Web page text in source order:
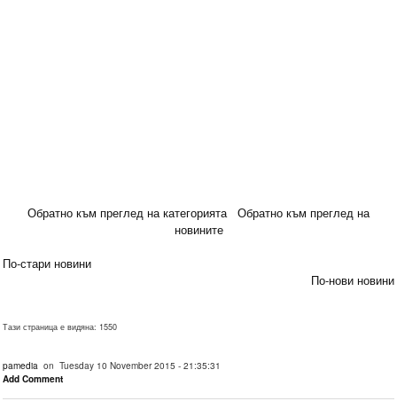
Обратно към преглед на категорията
Обратно към преглед на
новините
По-стари новини
По-нови новини
Тази страница е видяна: 1550
pamedia on Tuesday 10 November 2015 - 21:35:31
Add Comment